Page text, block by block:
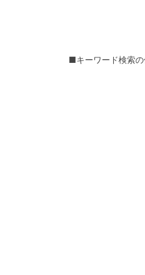
■キーワード検索